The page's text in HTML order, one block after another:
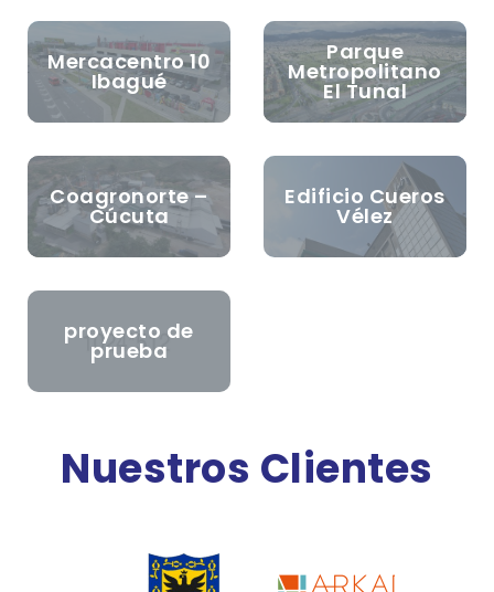
Mercacentro 10
Ibagué
Parque
Metropolitano
El Tunal
Coagronorte –
Cúcuta
Edificio Cueros
Vélez
proyecto de
prueba
Nuestros Clientes